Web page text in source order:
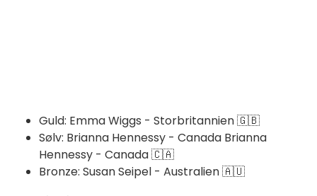
Guld: Emma Wiggs - Storbritannien 🇬🇧
Sølv: Brianna Hennessy - Canada Brianna
Hennessy - Canada 🇨🇦
Bronze: Susan Seipel - Australien 🇦🇺